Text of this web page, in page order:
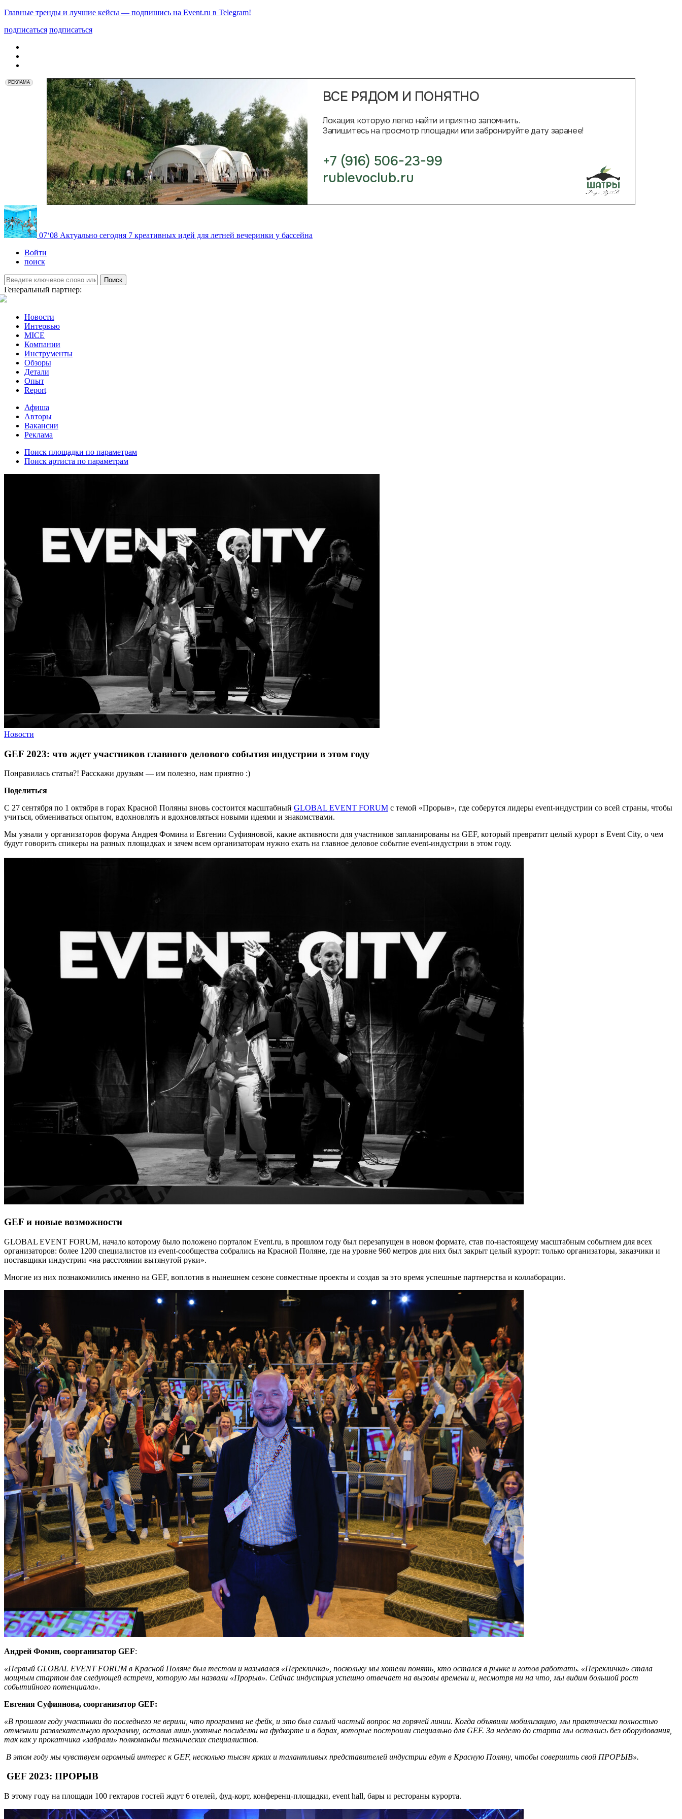
Главные тренды и лучшие кейсы — подпишись на Event.ru в Telegram!
подписаться подписаться
РЕКЛАМА
07‘08 Актуально сегодня 7 креативных идей для летней вечеринки у бассейна
Войти
поиск
Поиск
Генеральный партнер:
Новости
Интервью
MICE
Компании
Инструменты
Обзоры
Детали
Опыт
Report
Афиша
Авторы
Вакансии
Реклама
Поиск площадки по параметрам
Поиск артиста по параметрам
Новости
GEF 2023: что ждет участников главного делового события индустрии в этом году
Понравилась статья?! Расскажи друзьям — им полезно, нам приятно :)
Поделиться
С 27 сентября по 1 октября в горах Красной Поляны вновь состоится масштабный GLOBAL EVENT FORUM с темой «Прорыв», где соберутся лидеры event-индустрии со всей страны, чтобы
учиться, обмениваться опытом, вдохновлять и вдохновляться новыми идеями и знакомствами.
Мы узнали у организаторов форума Андрея Фомина и Евгении Суфияновой, какие активности для участников запланированы на GEF, который превратит целый курорт в Event City, о чем
будут говорить спикеры на разных площадках и зачем всем организаторам нужно ехать на главное деловое событие event-индустрии в этом году.
GEF и новые возможности
GLOBAL EVENT FORUM, начало которому было положено порталом Event.ru, в прошлом году был перезапущен в новом формате, став по-настоящему масштабным событием для всех
организаторов: более 1200 специалистов из event-сообщества собрались на Красной Поляне, где на уровне 960 метров для них был закрыт целый курорт: только организаторы, заказчики и
поставщики индустрии «на расстоянии вытянутой руки».
Многие из них познакомились именно на GEF, воплотив в нынешнем сезоне совместные проекты и создав за это время успешные партнерства и коллаборации.
Андрей Фомин, соорганизатор GEF:
«Первый GLOBAL EVENT FORUM в Красной Поляне был тестом и назывался «Перекличка», поскольку мы хотели понять, кто остался в рынке и готов работать. «Перекличка» стала
мощным стартом для следующей встречи, которую мы назвали «Прорыв». Сейчас индустрия успешно отвечает на вызовы времени и, несмотря ни на что, мы видим большой рост
событийного потенциала».
Евгения Суфиянова, соорганизатор GEF:
«В прошлом году участники до последнего не верили, что программа не фейк, и это был самый частый вопрос на горячей линии. Когда объявили мобилизацию, мы практически полностью
отменили развлекательную программу, оставив лишь уютные посиделки на фудкорте и в барах, которые построили специально для GEF. За неделю до старта мы остались без оборудования,
так как у прокатчика «забрали» полкоманды технических специалистов.
В этом году мы чувствуем огромный интерес к GEF, несколько тысяч ярких и талантливых представителей индустрии едут в Красную Поляну, чтобы совершить свой ПРОРЫВ».
GEF 2023: ПРОРЫВ
В этому году на площади 100 гектаров гостей ждут 6 отелей, фуд-корт, конференц-площадки, event hall, бары и рестораны курорта.